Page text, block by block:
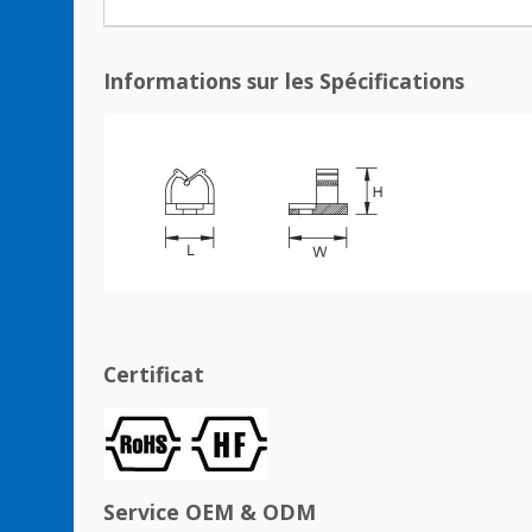
Informations sur les Spécifications
Certificat
Service OEM & ODM